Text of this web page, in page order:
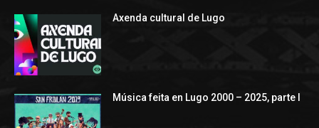
Axenda cultural de Lugo
Música feita en Lugo 2000 – 2025, parte I